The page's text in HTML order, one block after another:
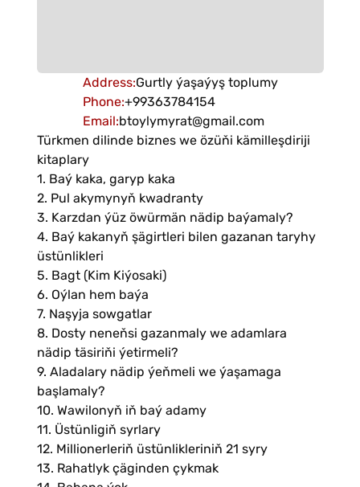
Address:Gurtly ýaşaýyş toplumy
Phone:+99363784154
Email:btoylymyrat@gmail.com
Türkmen dilinde biznes we özüňi kämilleşdiriji
kitaplary
1. Baý kaka, garyp kaka
2. Pul akymynyň kwadranty
3. Karzdan ýüz öwürmän nädip baýamaly?
4. Baý kakanyň şägirtleri bilen gazanan taryhy
üstünlikleri
5. Bagt (Kim Kiýosaki)
6. Oýlan hem baýa
7. Naşyja sowgatlar
8. Dosty neneňsi gazanmaly we adamlara
nädip täsiriňi ýetirmeli?
9. Aladalary nädip ýeňmeli we ýaşamaga
başlamaly?
10. Wawilonyň iň baý adamy
11. Üstünligiň syrlary
12. Millionerleriň üstünlikleriniň 21 syry
13. Rahatlyk çäginden çykmak